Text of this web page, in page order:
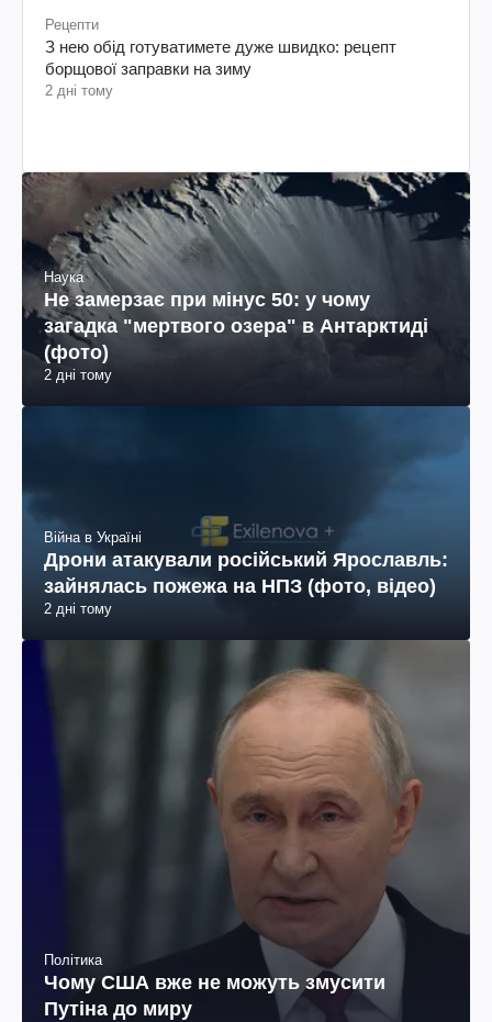
Рецепти
З нею обід готуватимете дуже швидко: рецепт
борщової заправки на зиму
2 дні тому
Наука
Не замерзає при мінус 50: у чому
загадка "мертвого озера" в Антарктиді
(фото)
2 дні тому
Війна в Україні
Дрони атакували російський Ярославль:
зайнялась пожежа на НПЗ (фото, відео)
2 дні тому
Політика
Чому США вже не можуть змусити
Путіна до миру